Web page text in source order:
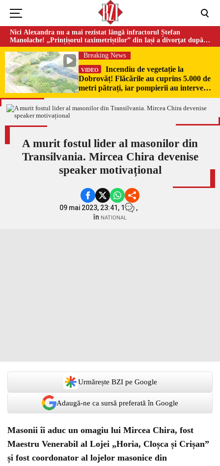
Nici Alexandra nu a mai rezistat lângă infractorul Ștefan
Manolache! „Prințișorul taximetriștilor” din Iași a divorţat după
doi ani de căsnicie
Breaking News
VIDEO
Incendiu de vegetație la
Dobrovăț! Flăcările au cuprins 5.000 de
metri pătrați, iar pompierii au intervenit
de urgență
A murit fostul lider al masonilor din
Transilvania. Mircea Chira devenise
speaker motivațional
09 mai 2023, 23:41, 1
,
în NATIONAL
Urmărește BZI pe Google
Adaugă-ne ca sursă preferată în Google
Masonii îi aduc un omagiu lui Mircea Chira, fost
Maestru Venerabil al Lojei „Horia, Cloșca și Crișan”
și fost coordonator al lojelor masonice din